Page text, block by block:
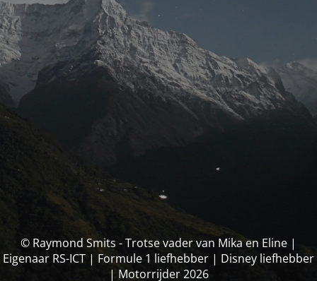
© Raymond Smits - Trotse vader van Mika en Eline |
Eigenaar RS-ICT | Formule 1 liefhebber | Disney liefhebber
| Motorrijder 2026